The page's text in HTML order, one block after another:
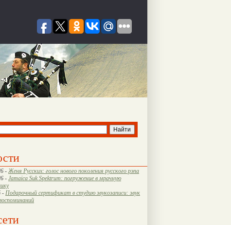
- Женя Русских: голос нового поколения русского рэпа
- Jamaica Suk Spektrum: погружение в мрачную
- Подарочный сертификат в студию звукозаписи: звук